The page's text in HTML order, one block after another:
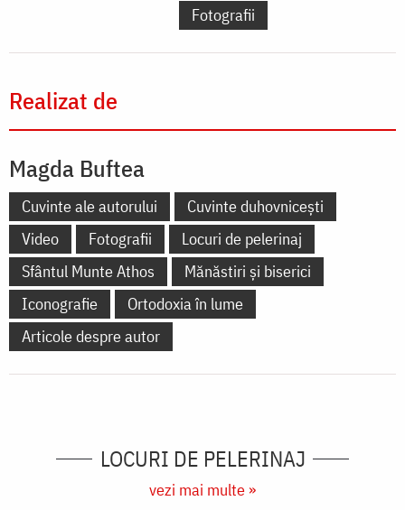
Fotografii
Realizat de
Magda Buftea
Cuvinte ale autorului
Cuvinte duhovnicești
Video
Fotografii
Locuri de pelerinaj
Sfântul Munte Athos
Mănăstiri și biserici
Iconografie
Ortodoxia în lume
Articole despre autor
LOCURI DE PELERINAJ
vezi mai multe »